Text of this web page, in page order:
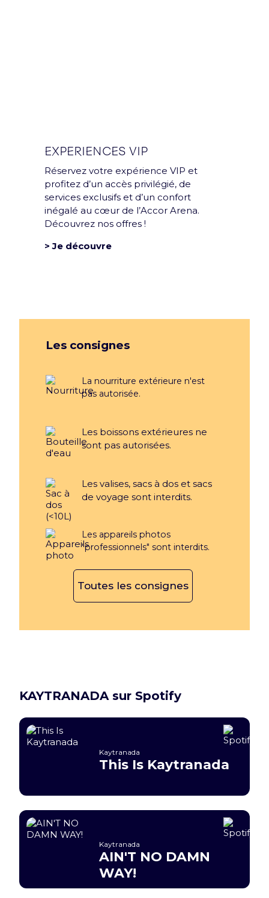
EXPERIENCES VIP
Réservez votre expérience VIP et
profitez d’un accès privilégié, de
services exclusifs et d’un confort
inégalé au cœur de l’Accor Arena.
Découvrez nos offres !
> Je découvre
Les consignes
La nourriture extérieure n'est
pas autorisée.
Les boissons extérieures ne
sont pas autorisées.
Les valises, sacs à dos et sacs
de voyage sont interdits.
Les appareils photos
"professionnels" sont interdits.
Toutes les consignes
KAYTRANADA sur Spotify
This Is Kaytranada
Kaytranada
AIN'T NO DAMN
WAY!
Kaytranada